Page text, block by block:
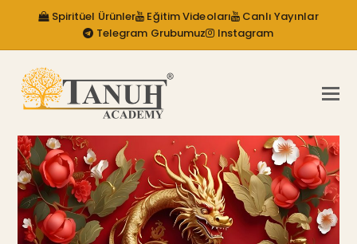
Spiritüel Ürünler Eğitim Videoları
Canlı Yayınlar
Telegram Grubumuz
Instagram